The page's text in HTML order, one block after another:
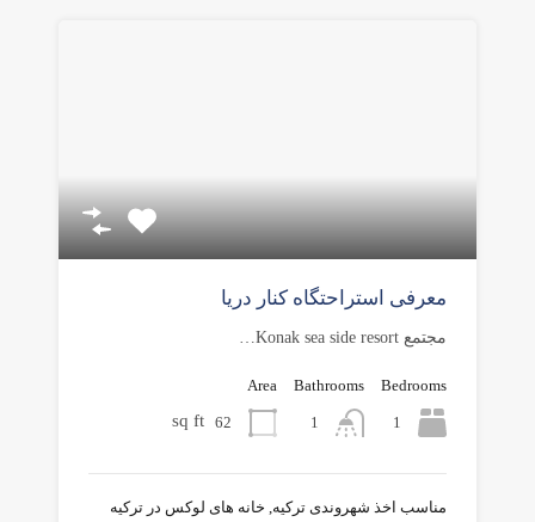
معرفی استراحتگاه کنار دریا
مجتمع Konak sea side resort…
Bedrooms
1
Bathrooms
1
Area
62
sq ft
مناسب اخذ شهروندی ترکیه, خانه های لوکس در ترکیه